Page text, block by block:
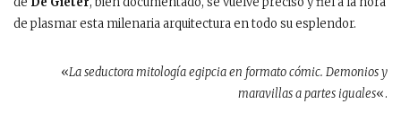
de plasmar esta milenaria arquitectura en todo su esplendor.
«La seductora mitología egipcia en formato cómic. Demonios y
maravillas a partes iguales«.